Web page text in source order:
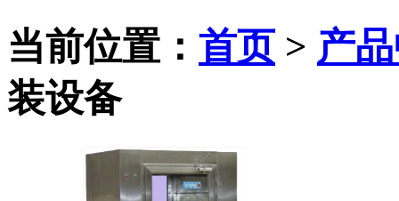
当前位置： 首页> 产
装设备